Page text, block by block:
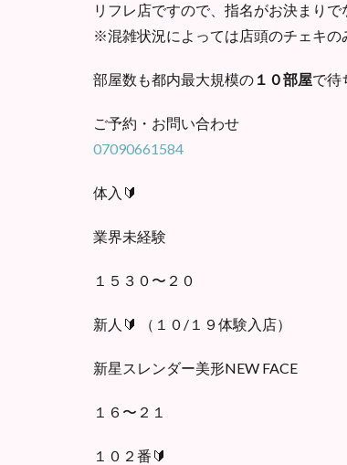
リフレ店ですので、指名がお決まり
※混雑状況によっては店頭のチェキの
部屋数も都内最大規模の １０部屋で待
ご予約・お問い合わせ
07090661584
体入🔰
業界未経験
１５３０〜２０
新人🔰 （１０/１９体験入店）
新星スレンダー美形NEW FACE
１６〜２１
１０２番🔰